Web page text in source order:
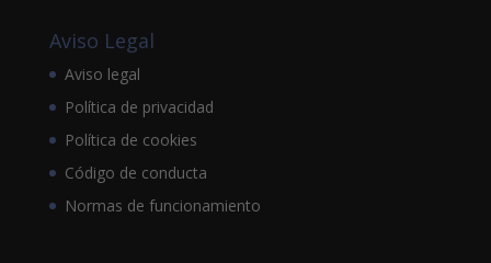
Aviso Legal
Aviso legal
Política de privacidad
Política de cookies
Código de conducta
Normas de funcionamiento